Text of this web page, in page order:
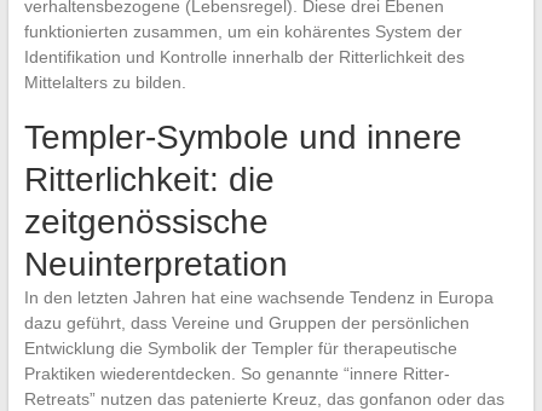
verhaltensbezogene (Lebensregel). Diese drei Ebenen
funktionierten zusammen, um ein kohärentes System der
Identifikation und Kontrolle innerhalb der Ritterlichkeit des
Mittelalters zu bilden.
Templer-Symbole und innere
Ritterlichkeit: die
zeitgenössische
Neuinterpretation
In den letzten Jahren hat eine wachsende Tendenz in Europa
dazu geführt, dass Vereine und Gruppen der persönlichen
Entwicklung die Symbolik der Templer für therapeutische
Praktiken wiederentdecken. So genannte “innere Ritter-
Retreats” nutzen das patenierte Kreuz, das gonfanon oder das